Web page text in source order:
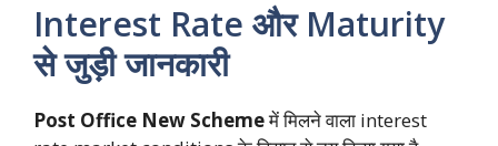
Interest Rate और Maturity
से जुड़ी जानकारी
Post Office New Schemeमें मिलने वाला interest